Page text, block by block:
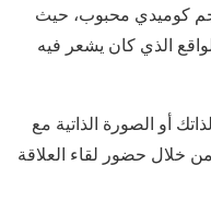
كوميدي محبوب، حيث
الذي كان يشعر فيه
أو الصورة الذاتية مع
خلال حضور لقاء العلاقة